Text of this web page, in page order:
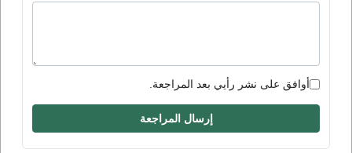
أوافق على نشر رأيي بعد المراجعة.
إرسال المراجعة